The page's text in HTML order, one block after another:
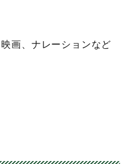
画、ナレーションなど